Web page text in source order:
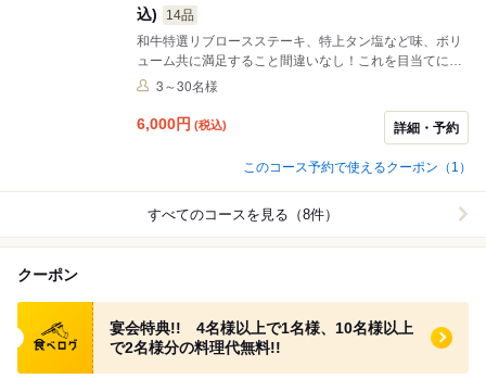
込)
14品
和牛特選リブロースステーキ、特上タン塩など味、ボリ
ューム共に満足すること間違いなし！これを目当てにご
来店されるお客様も多く、特別な日のメインを張るに不
なお食事にピッタリ！※お1人様1500円(生ビール無
し) 2000円(生ビール有り) なお、飲み放題無しプラン
は1ドリンク制とさせて頂きます。
3～30名様
6,000円 (税込) 詳細・予約
このコース予約で使えるクーポン（1）
すべてのコースを見る（8件）
クーポン
食べログ クーポン
宴会特典!! 4名様以上で1名様、10名様以上
で2名様分の料理代無料!!